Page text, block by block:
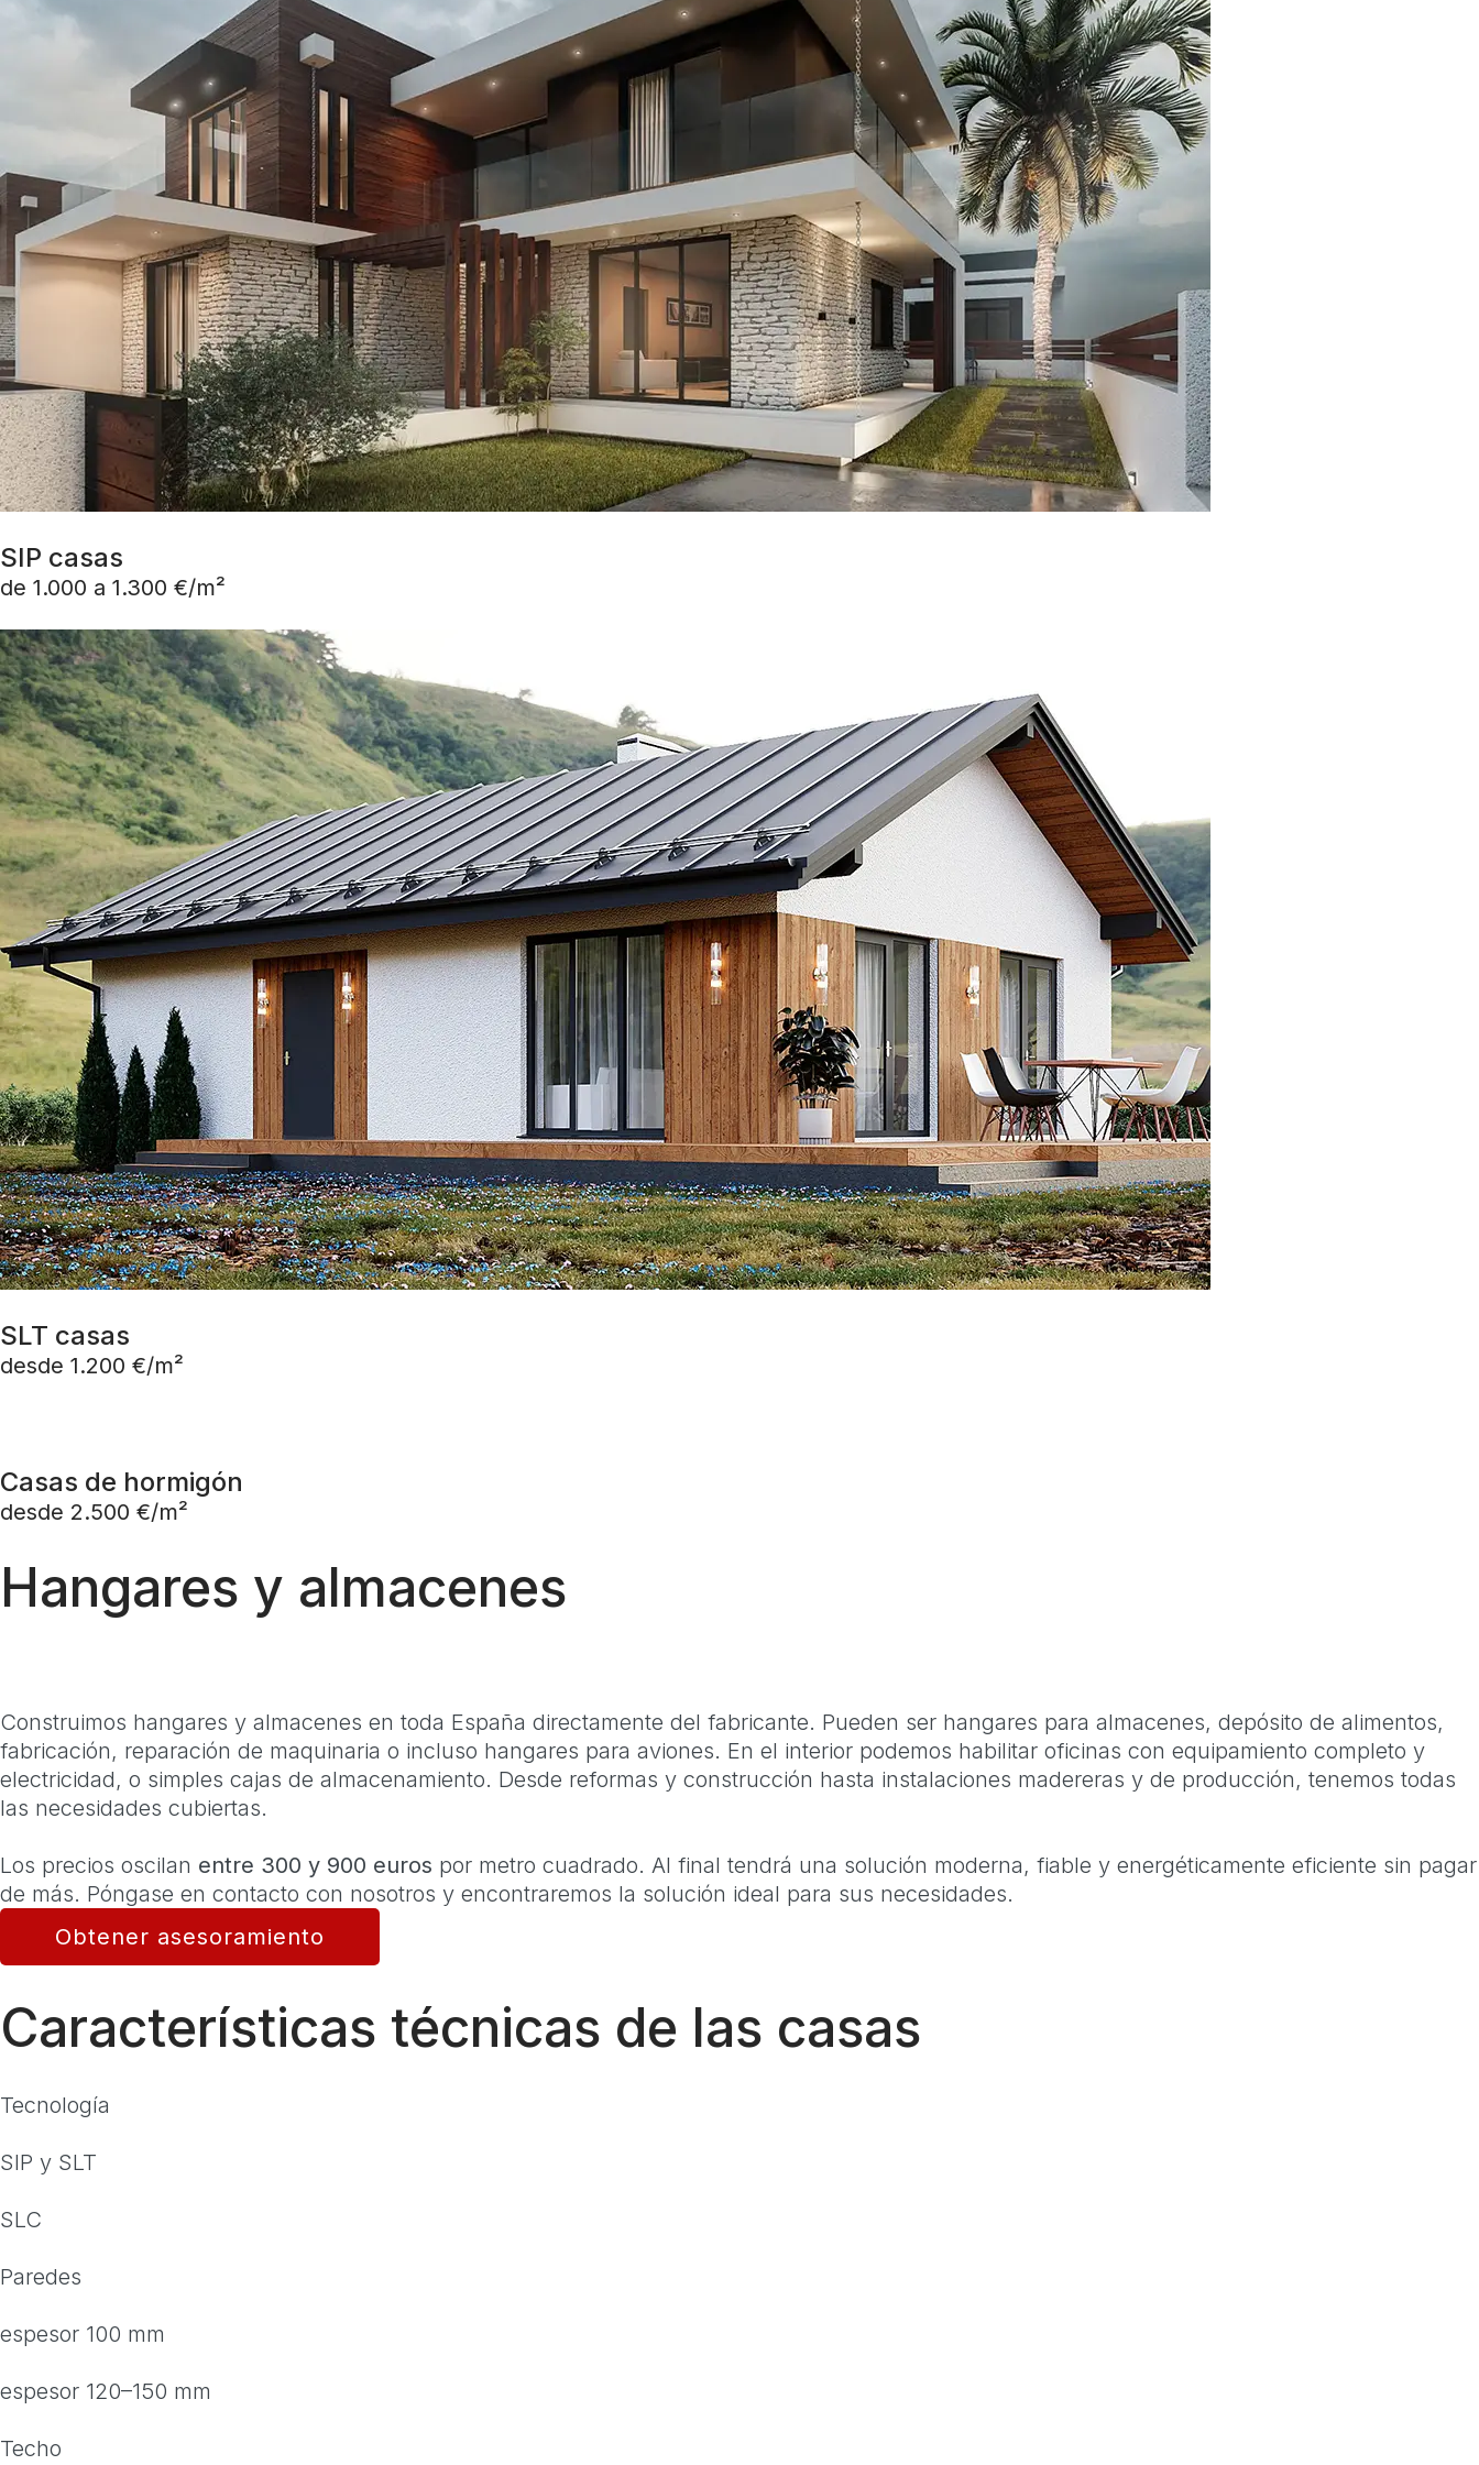
SIP casas
de 1.000 a 1.300 €/m²
SLT casas
desde 1.200 €/m²
Casas de hormigón
desde 2.500 €/m²
Hangares y almacenes
Construimos hangares y almacenes en toda España directamente del fabricante. Pueden ser hangares para almacenes, depósito de alimentos,
fabricación, reparación de maquinaria o incluso hangares para aviones. En el interior podemos habilitar oficinas con equipamiento completo y
electricidad, o simples cajas de almacenamiento. Desde reformas y construcción hasta instalaciones madereras y de producción, tenemos todas
las necesidades cubiertas.
Los precios oscilan entre 300 y 900 euros por metro cuadrado. Al final tendrá una solución moderna, fiable y energéticamente eficiente sin pagar
de más. Póngase en contacto con nosotros y encontraremos la solución ideal para sus necesidades.
Obtener asesoramiento
Características técnicas de las casas
Tecnología
SIP y SLT
SLC
Paredes
espesor 100 mm
espesor 120–150 mm
Techo